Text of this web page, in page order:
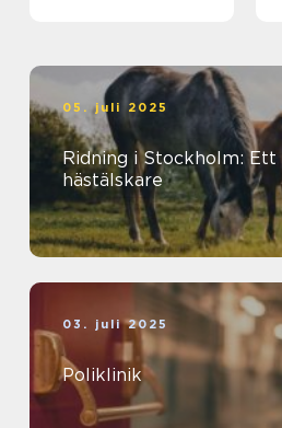
05. juli 2025
Ridning i Stockholm: Ett
hästälskare
03. juli 2025
Poliklinik